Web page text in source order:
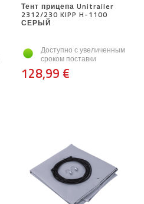
Тент прицепа Unitrailer
2312/230 KIPP H-1100
СЕРЫЙ
Доступно с увеличенным
сроком поставки
128,99 €